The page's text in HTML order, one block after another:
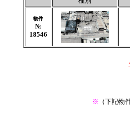
物件
№
18546
※ （下記物